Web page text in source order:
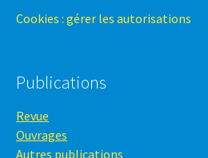
Cookies : gérer les autorisations
Publications
Revue
Ouvrages
Autres publications